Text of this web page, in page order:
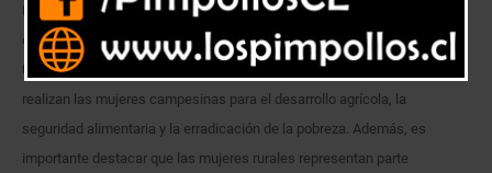
El primer Día Internacional de las Mujeres Rurales se celebró el 15 de
octubre de 2008, fecha en la que la Organización de las Naciones
Unidas (ONU) reconoció formalmente el aporte fundamental que
realizan las mujeres campesinas para el desarrollo agrícola, la
seguridad alimentaria y la erradicación de la pobreza. Además, es
importante destacar que las mujeres rurales representan parte